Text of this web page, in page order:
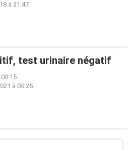
à 21:47
test urinaire négatif
à 05:25